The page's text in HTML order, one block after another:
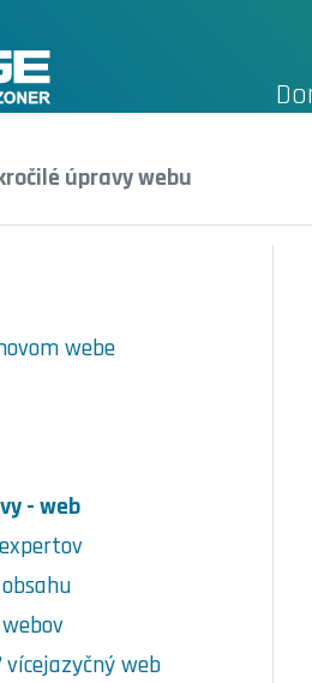
úpravy webu
webe
- web
web